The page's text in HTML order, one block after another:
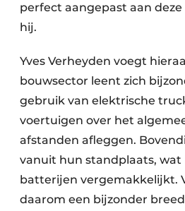
perfect aangepast aan
hij.
Yves Verheyden voegt
bouwsector leent zich
gebruik van elektrische
voertuigen over het
afstanden afleggen.
vanuit hun standplaats, wat
batterijen vergemakkelijkt.
daarom een bijzonder